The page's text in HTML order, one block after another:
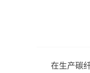
在生产碳